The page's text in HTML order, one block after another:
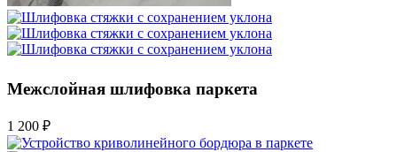
Межслойная шлифовка паркета
1 200 ₽